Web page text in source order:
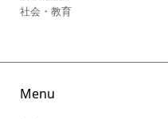
社会・教育
Menu